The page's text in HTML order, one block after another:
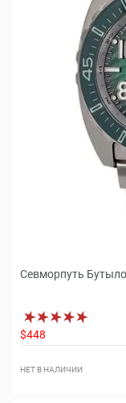
Севморпуть
$448
НЕТ В НАЛИЧИИ